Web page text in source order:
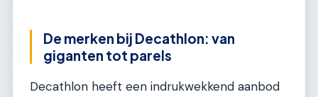
De merken bij Decathlon: van
giganten tot parels
Decathlon heeft een indrukwekkend aanbod